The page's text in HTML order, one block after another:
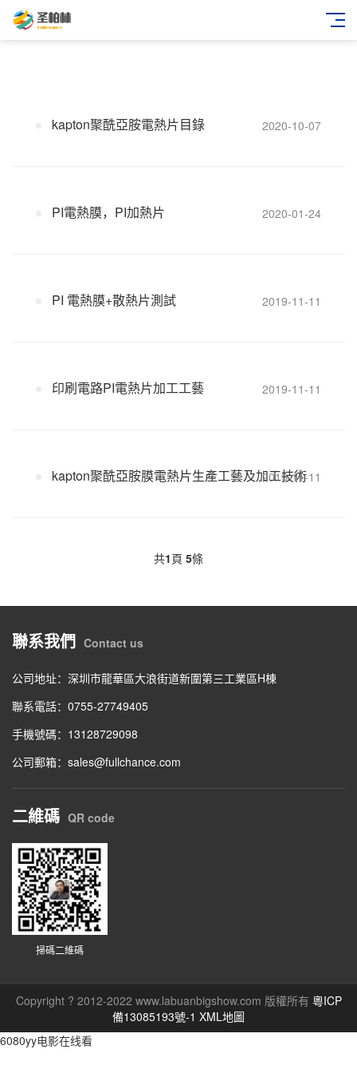
kapton聚酰亞胺電熱片目錄 2020-10-07
PI電熱膜，PI加熱片 2020-01-24
PI 電熱膜+散熱片測試 2019-11-11
印刷電路PI電熱片加工工藝 2019-11-11
kapton聚酰亞胺膜電熱片生產工藝及加工技術
2019-11-11
共1頁 5條
聯系我們 Contact us
公司地址：深圳市龍華區大浪街道新圍第三工業區H棟
聯系電話：0755-27749405
手機號碼：13128729098
公司郵箱：sales@fullchance.com
二維碼 QR code
掃碼二維碼
Copyright ? 2012-2022 www.labuanbigshow.com 版權所有 粵ICP
備13085193號-1 XML地圖
6080yy电影在线看